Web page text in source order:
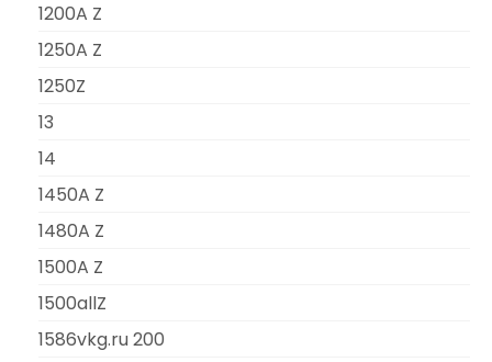
1200A Z
1250A Z
1250Z
13
14
1450A Z
1480A Z
1500A Z
1500allZ
1586vkg.ru 200